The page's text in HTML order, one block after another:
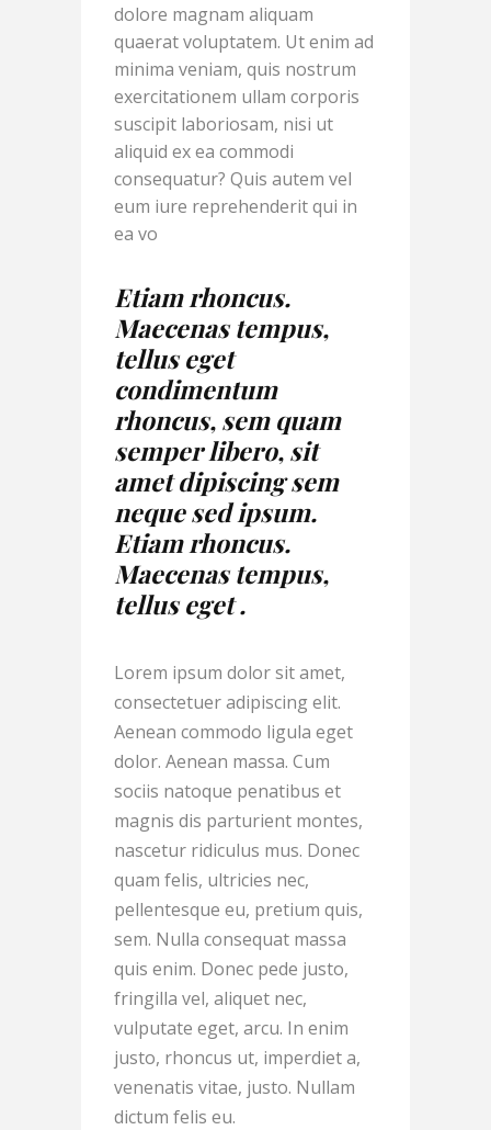
dolore magnam aliquam
quaerat voluptatem. Ut enim ad
minima veniam, quis nostrum
exercitationem ullam corporis
suscipit laboriosam, nisi ut
aliquid ex ea commodi
consequatur? Quis autem vel
eum iure reprehenderit qui in
ea vo
Etiam rhoncus.
Maecenas tempus,
tellus eget
condimentum
rhoncus, sem quam
semper libero, sit
amet dipiscing sem
neque sed ipsum.
Etiam rhoncus.
Maecenas tempus,
tellus eget .
Lorem ipsum dolor sit amet,
consectetuer adipiscing elit.
Aenean commodo ligula eget
dolor. Aenean massa. Cum
sociis natoque penatibus et
magnis dis parturient montes,
nascetur ridiculus mus. Donec
quam felis, ultricies nec,
pellentesque eu, pretium quis,
sem. Nulla consequat massa
quis enim. Donec pede justo,
fringilla vel, aliquet nec,
vulputate eget, arcu. In enim
justo, rhoncus ut, imperdiet a,
venenatis vitae, justo. Nullam
dictum felis eu.